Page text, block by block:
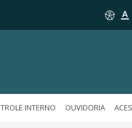
INTERNO OUVIDORIA